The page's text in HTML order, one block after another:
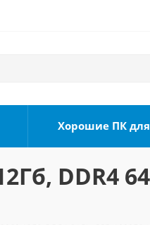
Хорошие ПК
DDR4